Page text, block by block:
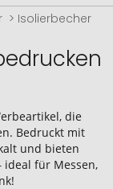
Isolierbecher
die
Bedruckt mit
und bieten
für Messen,